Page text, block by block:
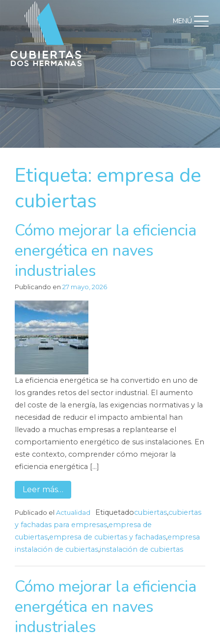
Etiqueta: empresa de
cubiertas
Cómo mejorar la eficiencia
energética en naves
industriales
Publicando en 27 mayo, 2026
La eficiencia energética se ha convertido en uno de
los grandes retos del sector industrial. El aumento
del coste de la energía, las exigencias normativas y la
necesidad de reducir el impacto ambiental han
llevado a muchas empresas a replantearse el
comportamiento energético de sus instalaciones. En
este contexto, comprender cómo mejorar la
eficiencia energética […]
Leer más…
Publicado el Actualidad Etiquetadocubiertas,cubiertas
y fachadas para empresas,empresa de
cubiertas,empresa de cubiertas y fachadas,empresa
instalación de cubiertas,instalación de cubiertas
Cómo mejorar la eficiencia
energética en naves
industriales
MENÚ